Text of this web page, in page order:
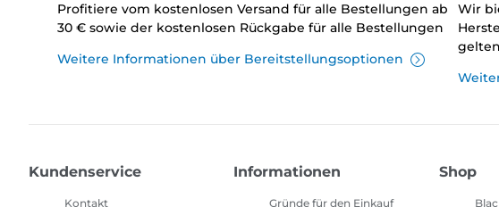
Profitiere vom kostenlosen Versand für alle Bestellungen ab
30 € sowie der kostenlosen Rückgabe für alle Bestellungen
Weitere Informationen über Bereitstellungsoptionen
Wir
Kundenservice
Kontakt
Informationen
Gründe für den Einkauf
Shop